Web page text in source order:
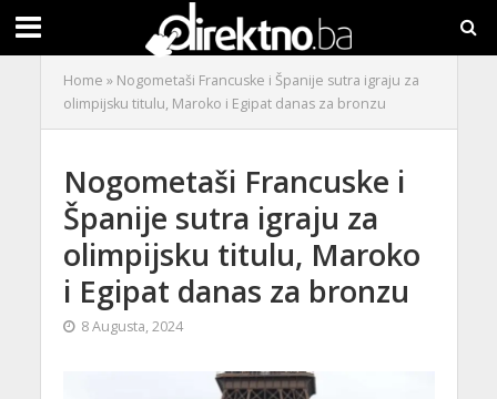
Home » Nogometaši Francuske i Španije sutra igraju za
olimpijsku titulu, Maroko i Egipat danas za bronzu
Nogometaši Francuske i
Španije sutra igraju za
olimpijsku titulu, Maroko
i Egipat danas za bronzu
8 Augusta, 2024